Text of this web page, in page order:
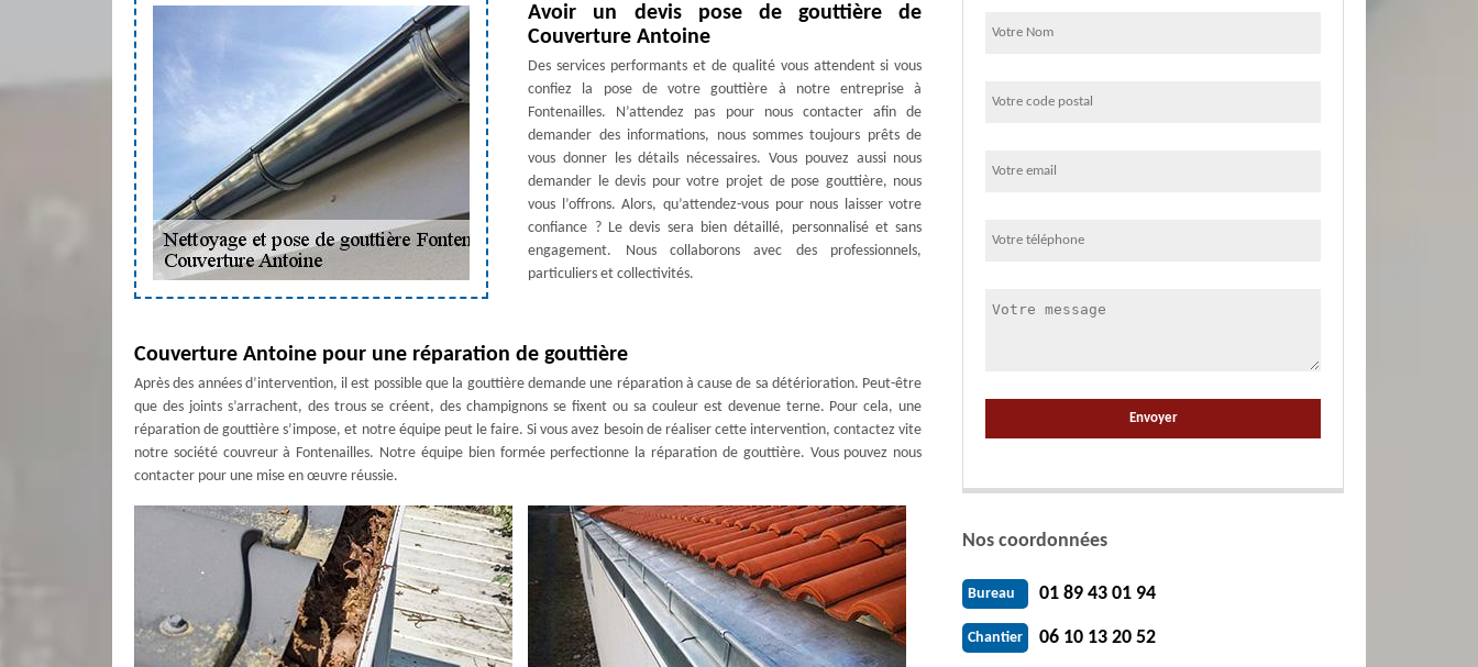
Avoir un devis pose de gouttière de
Couverture Antoine
Des services performants et de qualité vous attendent si vous
confiez la pose de votre gouttière à notre entreprise à
Fontenailles. N’attendez pas pour nous contacter afin de
demander des informations, nous sommes toujours prêts de
vous donner les détails nécessaires. Vous pouvez aussi nous
demander le devis pour votre projet de pose gouttière, nous
vous l’offrons. Alors, qu’attendez-vous pour nous laisser votre
confiance ? Le devis sera bien détaillé, personnalisé et sans
engagement. Nous collaborons avec des professionnels,
particuliers et collectivités.
Couverture Antoine pour une réparation de gouttière
Après des années d’intervention, il est possible que la gouttière demande une réparation à cause de sa détérioration. Peut-être
que des joints s’arrachent, des trous se créent, des champignons se fixent ou sa couleur est devenue terne. Pour cela, une
réparation de gouttière s’impose, et notre équipe peut le faire. Si vous avez besoin de réaliser cette intervention, contactez vite
notre société couvreur à Fontenailles. Notre équipe bien formée perfectionne la réparation de gouttière. Vous pouvez nous
contacter pour une mise en œuvre réussie.
Nos coordonnées
Bureau 01 89 43 01 94
Chantier 06 10 13 20 52